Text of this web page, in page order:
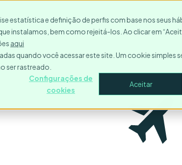
estatística e definição de perfis com base nos seus
instalamos, bem como rejeitá-los. Ao clicar em
aqui
quando você acessar este site. Um cookie simples
ser rastreado.
Configurações de
cookies
Aceitar
Recursos Entre em contato